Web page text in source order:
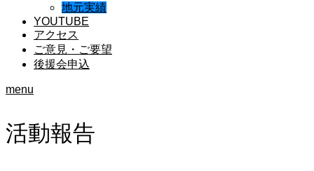
地元実績
YOUTUBE
アクセス
ご意見・ご要望
後援会申込
menu
活動報告